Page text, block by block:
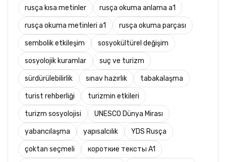
rusça kısa metinler rusça okuma anlama a1
rusça okuma metinleri a1 rusça okuma parçası
sembolik etkileşim sosyokültürel değişim
sosyolojik kuramlar suç ve turizm
sürdürülebilirlik sınav hazırlık tabakalaşma
turist rehberliği turizmin etkileri
turizm sosyolojisi UNESCO Dünya Mirası
yabancılaşma yapısalcılık YDS Rusça
çoktan seçmeli короткие тексты A1